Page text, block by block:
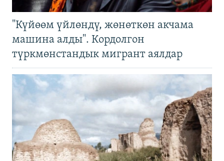
"Күйөөм үйлөндү, жөнөткөн акчама
машина алды". Кордолгон
түркмөнстандык мигрант аялдар